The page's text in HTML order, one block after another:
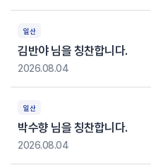
일산
김반야 님을 칭찬합니다.
2026.08.04
일산
박수향 님을 칭찬합니다.
2026.08.04